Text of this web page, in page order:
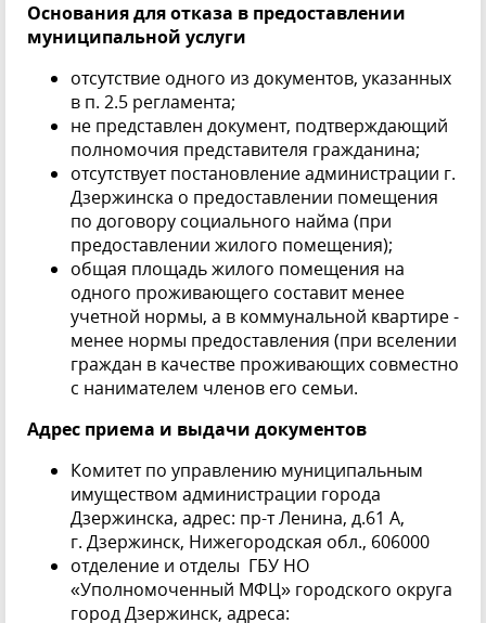
Основания для отказа в предоставлении
муниципальной услуги
отсутствие одного из документов, указанных
в п. 2.5 регламента;
не представлен документ, подтверждающий
полномочия представителя гражданина;
отсутствует постановление администрации г.
Дзержинска о предоставлении помещения
по договору социального найма (при
предоставлении жилого помещения);
общая площадь жилого помещения на
одного проживающего составит менее
учетной нормы, а в коммунальной квартире -
менее нормы предоставления (при вселении
граждан в качестве проживающих совместно
с нанимателем членов его семьи.
Адрес приема и выдачи документов
Комитет по управлению муниципальным
имуществом администрации города
Дзержинска, адрес: пр-т Ленина, д.61 А,
г. Дзержинск, Нижегородская обл., 606000
отделение и отделы ГБУ НО
«Уполномоченный МФЦ» городского округа
город Дзержинск, адреса: